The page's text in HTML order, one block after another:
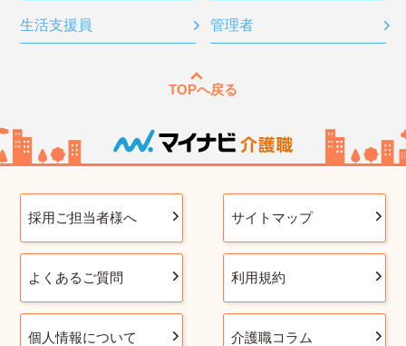
生活支援員 管理者
TOPへ戻る
採用ご担当者様へ サイトマップ
よくあるご質問 利用規約
個人情報について 介護職コラム